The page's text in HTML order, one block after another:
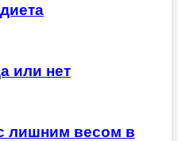
или нет
лишним весом в